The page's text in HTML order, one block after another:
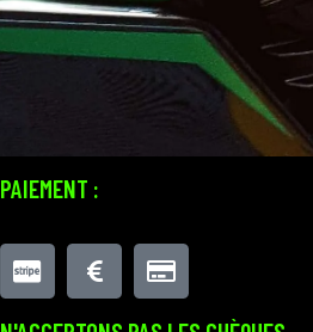
PAIEMENT :